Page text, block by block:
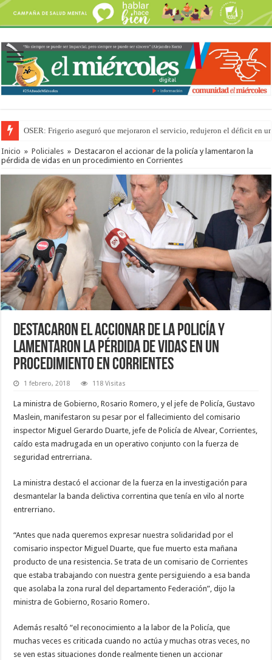
OSER: Frigerio aseguró que mejoraron el servicio, redujeron el déficit en
Inicio » Policiales » Destacaron el accionar de la policía y lamentaron la
pérdida de vidas en un procedimiento en Corrientes
Destacaron el accionar de la policía y
lamentaron la pérdida de vidas en un
procedimiento en Corrientes
1 febrero, 2018 118 Visitas
La ministra de Gobierno, Rosario Romero, y el jefe de Policía, Gustavo
Maslein, manifestaron su pesar por el fallecimiento del comisario
inspector Miguel Gerardo Duarte, jefe de Policía de Alvear, Corrientes,
caído esta madrugada en un operativo conjunto con la fuerza de
seguridad entrerriana.
La ministra destacó el accionar de la fuerza en la investigación para
desmantelar la banda delictiva correntina que tenía en vilo al norte
entrerriano.
“Antes que nada queremos expresar nuestra solidaridad por el
comisario inspector Miguel Duarte, que fue muerto esta mañana
producto de una resistencia. Se trata de un comisario de Corrientes
que estaba trabajando con nuestra gente persiguiendo a esa banda
que asolaba la zona rural del departamento Federación”, dijo la
ministra de Gobierno, Rosario Romero.
Además resaltó “el reconocimiento a la labor de la Policía, que
muchas veces es criticada cuando no actúa y muchas otras veces, no
se ven estas situaciones donde realmente tienen un accionar